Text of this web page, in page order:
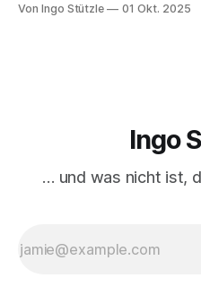
und spätestens seit dem 24.
Von Ingo Stützle 01 Okt. 2025
Ingo
… und was nicht ist,